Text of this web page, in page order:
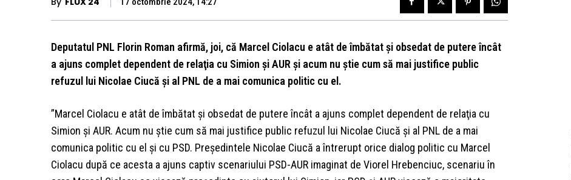
Deputatul PNL Florin Roman afirmă, joi, că Marcel Ciolacu e atât de îmbătat şi obsedat de putere încât
a ajuns complet dependent de relaţia cu Simion şi AUR şi acum nu ştie cum să mai justifice public
refuzul lui Nicolae Ciucă şi al PNL de a mai comunica politic cu el.
”Marcel Ciolacu e atât de îmbătat şi obsedat de putere încât a ajuns complet dependent de relaţia cu
Simion şi AUR. Acum nu ştie cum să mai justifice public refuzul lui Nicolae Ciucă şi al PNL de a mai
comunica politic cu el şi cu PSD. Preşedintele Nicolae Ciucă a întrerupt orice dialog politic cu Marcel
Ciolacu după ce acesta a ajuns captiv scenariului PSD-AUR imaginat de Viorel Hrebenciuc, scenariu în